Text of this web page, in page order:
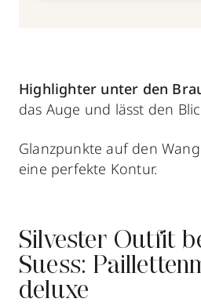
Highlighter unter den
das Auge und lässt den
Glanzpunkte auf den
eine perfekte Kontur.
Silvester Outfit
Suess:
deluxe